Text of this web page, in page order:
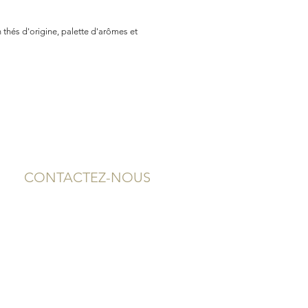
thés d'origine, palette d'arômes et
CONTACTEZ-NOUS